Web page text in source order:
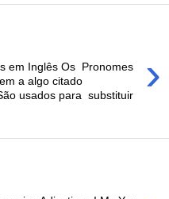
›
em Inglês Os Pronomes
a algo citado
usados para substituir